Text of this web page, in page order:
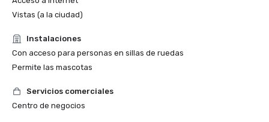
Vistas (a la ciudad)
Instalaciones
Con acceso para personas en sillas de ruedas
Permite las mascotas
Servicios comerciales
Centro de negocios